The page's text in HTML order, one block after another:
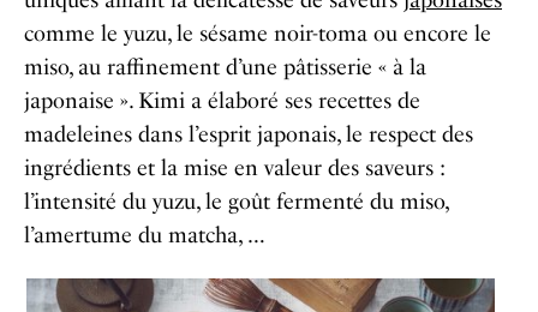
comme le yuzu, le sésame noir-toma ou encore le
miso, au raffinement d’une pâtisserie « à la
japonaise ». Kimi a élaboré ses recettes de
madeleines dans l’esprit japonais, le respect des
ingrédients et la mise en valeur des saveurs :
l’intensité du yuzu, le goût fermenté du miso,
l’amertume du matcha, …